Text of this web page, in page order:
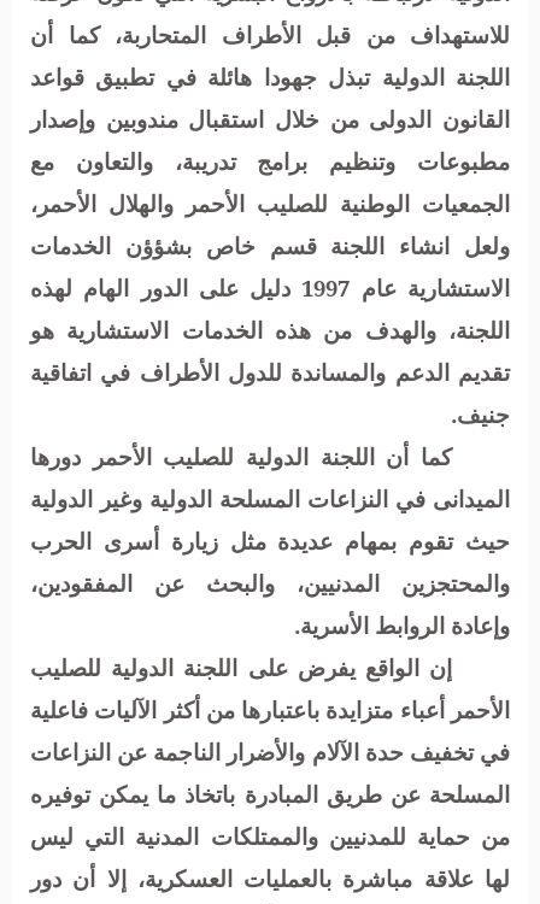
للاستهداف من قبل الأطراف المتحاربة، كما أن
اللجنة الدولية تبذل جهودا هائلة في تطبيق قواعد
القانون الدولى من خلال استقبال مندوبين وإصدار
مطبوعات وتنظيم برامج تدريبة، والتعاون مع
الجمعيات الوطنية للصليب الأحمر والهلال الأحمر،
ولعل انشاء اللجنة قسم خاص بشؤؤن الخدمات
الاستشارية عام 1997 دليل على الدور الهام لهذه
اللجنة، والهدف من هذه الخدمات الاستشارية هو
تقديم الدعم والمساندة للدول الأطراف في اتفاقية
جنيف.
كما أن اللجنة الدولية للصليب الأحمر دورها
الميدانى في النزاعات المسلحة الدولية وغير الدولية
حيث تقوم بمهام عديدة مثل زيارة أسرى الحرب
والمحتجزين المدنيين، والبحث عن المفقودين،
وإعادة الروابط الأسرية.
إن الواقع يفرض على اللجنة الدولية للصليب
الأحمر أعباء متزايدة باعتبارها من أكثر الآليات فاعلية
في تخفيف حدة الآلام والأضرار الناجمة عن النزاعات
المسلحة عن طريق المبادرة باتخاذ ما يمكن توفيره
من حماية للمدنيين والممتلكات المدنية التي ليس
لها علاقة مباشرة بالعمليات العسكرية، إلا أن دور